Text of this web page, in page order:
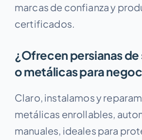
marcas de confianza y
certificados.
¿Ofrecen persianas
o metálicas para
Claro, instalamos y
metálicas enrollables,
manuales, ideales para